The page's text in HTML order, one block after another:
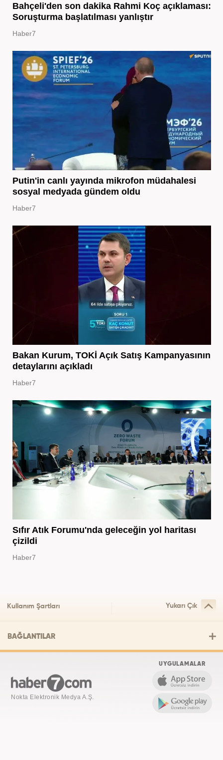
Bahçeli'den son dakika Rahmi Koç açıklaması:
Soruşturma başlatılması yanlıştır
Haber7
Putin'in canlı yayında mikrofon müdahalesi
sosyal medyada gündem oldu
Haber7
Bakan Kurum, TOKİ Açık Satış Kampanyasının
detaylarını açıkladı
Haber7
Sıfır Atık Forumu'nda geleceğin yol haritası
çizildi
Haber7
Kullanım Şartları Yukarı Çık
BAĞLANTILAR
Nokta Elektronik Medya A.Ş.
UYGULAMALAR